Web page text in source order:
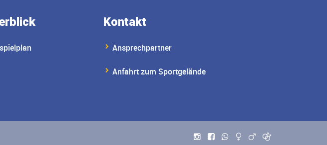
Kontakt
Ansprechpartner
Anfahrt zum Sportgelände